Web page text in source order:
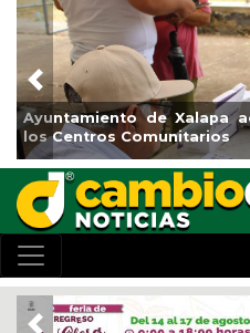
servicios de salud a
el
Previous